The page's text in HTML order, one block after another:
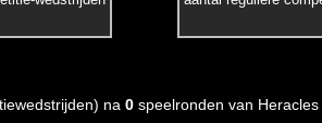
na 0 speelronden van